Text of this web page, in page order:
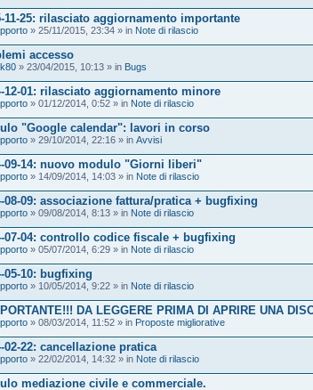
11-25: rilasciato aggiornamento importante
» 25/11/2015, 23:34 » in Note di rilascio
accesso
» 23/04/2015, 10:13 » in Bugs
12-01: rilasciato aggiornamento minore
» 01/12/2014, 0:52 » in Note di rilascio
"Google calendar": lavori in corso
» 29/10/2014, 22:16 » in Avvisi
09-14: nuovo modulo "Giorni liberi"
» 14/09/2014, 14:03 » in Note di rilascio
08-09: associazione fattura/pratica + bugfixing
» 09/08/2014, 8:13 » in Note di rilascio
07-04: controllo codice fiscale + bugfixing
» 05/07/2014, 6:29 » in Note di rilascio
05-10: bugfixing
» 10/05/2014, 9:22 » in Note di rilascio
DA LEGGERE PRIMA DI APRIRE UNA
» 08/03/2014, 11:52 » in Proposte migliorative
02-22: cancellazione pratica
» 22/02/2014, 14:32 » in Note di rilascio
mediazione civile e commerciale.